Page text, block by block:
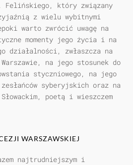
Felińskiego, który związany
z wielu wybitnymi
warto zwrócić uwagę na
momenty jego życia i na
działalności, zwłaszcza na
na jego stosunek do
styczniowego, na jego
syberyjskich oraz na
poetą i wieszczem
WARSZAWSKIEJ
najtrudniejszym i